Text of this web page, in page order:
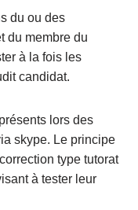
du ou des
du membre du
à la fois les
candidat.
lors des
skype. Le principe
type tutorat
à tester leur